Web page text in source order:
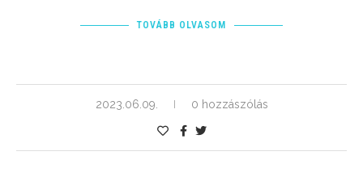
TOVÁBB OLVASOM
2023.06.09. 0 hozzászólás